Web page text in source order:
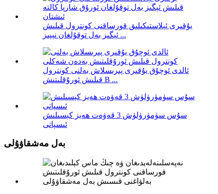
يۇقىرى ئېلاستىكىلىق قورساقنى كونترول قىلىش
ئېگىز بەل توقۇلغان نېپىز ...
ئالدى ئوچۇق يۇقىرى پىرىسلاش بەلنى كونترول
قىلىش ئورۇقلىتىش B ...
سۇس سۈمۈرۈلۈش 3 قەۋەت ھەيز كېسىلىش
ئىسپاتى
بەل مەشقاۋۇلى